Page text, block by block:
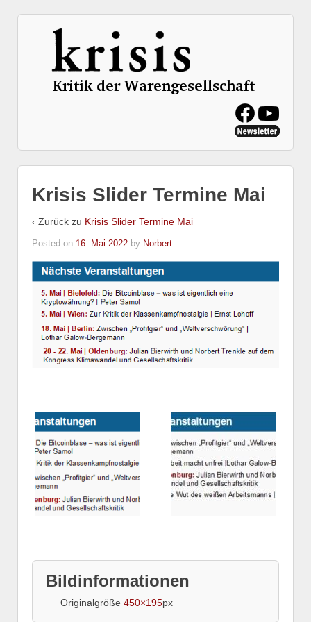
Krisis Slider Termine Mai
‹ Zurück zu Krisis Slider Termine Mai
Posted on 16. Mai 2022 by Norbert
Bildinformationen
Originalgröße 450×195px